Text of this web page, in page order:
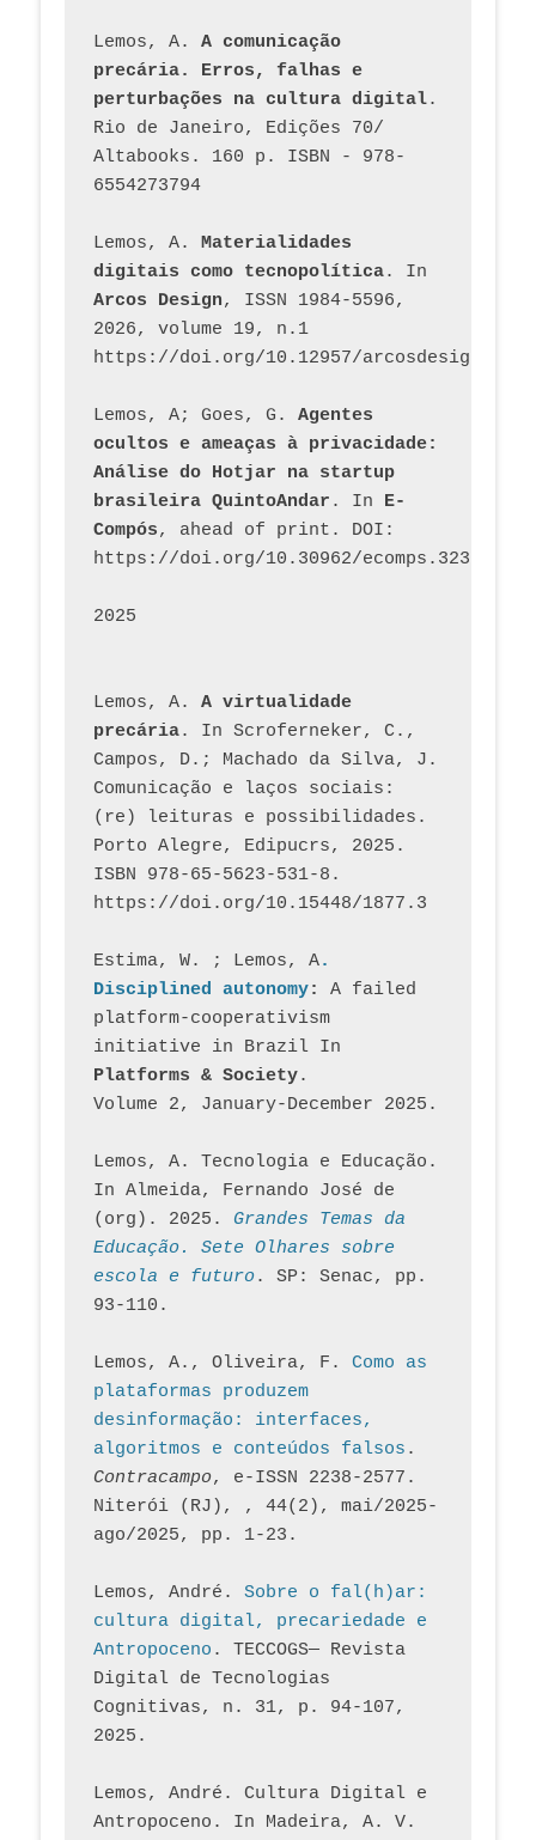
Lemos, A. A comunicação
precária. Erros, falhas e
perturbações na cultura digital.
Rio de Janeiro, Edições 70/
Altabooks. 160 p. ISBN - 978-
6554273794
Lemos, A. Materialidades
digitais como tecnopolítica
Arcos Design, ISSN 1984-5596,
2026, volume 19, n.1
https://doi.org/10.12957/
Lemos, A; Goes, G. Agentes
ocultos e ameaças à privacidade:
Análise do Hotjar na startup
brasileira QuintoAndar . In E-
Compós, ahead of print. DOI:
https://doi.org/10.30962/ecomps.3231
2025
Lemos, A. A virtualidade
precária. In Scroferneker, C.,
Campos, D.; Machado da Silva, J.
Comunicação e laços sociais:
(re) leituras e possibilidades.
Porto Alegre, Edipucrs, 2025.
ISBN 978-65-5623-531-8.
https://doi.org/10.15448/1877.3
Estima, W. ; Lemos, A.
Disciplined autonomy: A failed
platform-cooperativism
initiative in Brazil In
Platforms & Society.
Volume 2, January-December 2025.
Lemos, A. Tecnologia e Educação.
In Almeida, Fernando José de
(org). 2025. Grandes Temas da
Educação. Sete Olhares sobre
escola e futuro. SP: Senac, pp.
93-110.
Lemos, A., Oliveira, F. Como as
plataformas produzem
desinformação: interfaces,
algoritmos e conteúdos falsos
Contracampo, e-ISSN 2238-2577.
Niterói (RJ), , 44(2), mai/2025-
ago/2025, pp. 1-23.
Lemos, André. Sobre o fal(h)ar:
cultura digital, precariedade e
Antropoceno . TECCOGS— Revista
Digital de Tecnologias
Cognitivas, n. 31, p. 94-107,
2025.
Lemos, André. Cultura Digital e
Antropoceno. In Madeira, A. V.